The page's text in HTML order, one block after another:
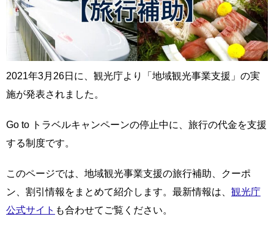
2021年3月26日に、観光庁より「地域観光事業支援」の実
施が発表されました。
Go to トラベルキャンペーンの停止中に、旅行の代金を支援
する制度です。
このページでは、地域観光事業支援の旅行補助、クーポ
ン、割引情報をまとめて紹介します。最新情報は、 観光庁
公式サイト も合わせてご覧ください。